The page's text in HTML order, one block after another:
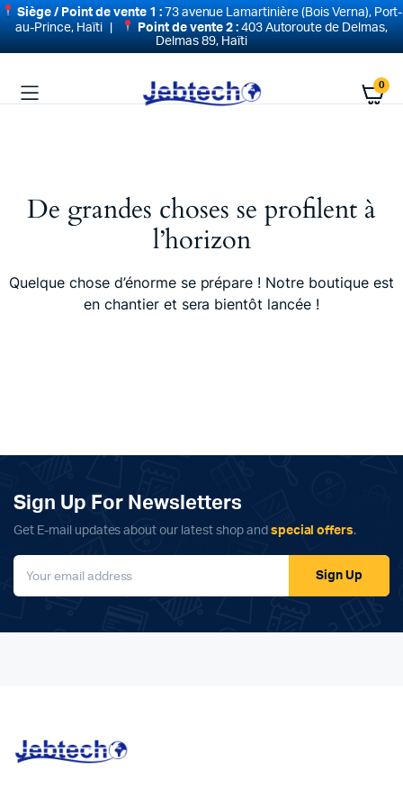
Siège / Point de vente 1 :73 avenue Lamartinière (Bois Verna), Port-
au-Prince, Haïti |
Point de vente 2 :403 Autoroute de Delmas,
Delmas 89, Haïti
0
De grandes choses se profilent à
l’horizon
Quelque chose d’énorme se prépare ! Notre boutique est
en chantier et sera bientôt lancée !
Sign Up For Newsletters
Get E-mail updates about our latest shop and special offers.
Sign Up